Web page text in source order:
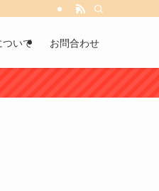
いて お問合わせ